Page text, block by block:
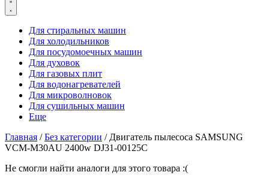
Для стиральных машин
Для холодильников
Для посудомоечных машин
Для духовок
Для газовых плит
Для водонагревателей
Для микроволновок
Для сушильных машин
Еще
Главная /Без категории / Двигатель пылесоса SAMSUNG
VCM-M30AU 2400w DJ31-00125C
Не смогли найти аналоги для этого товара :(